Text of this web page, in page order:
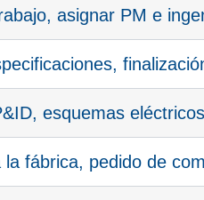
asignar PM e
esquemas eléctricos
fábrica, pedido de